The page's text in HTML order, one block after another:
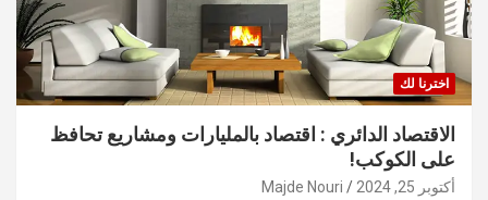
اخترنا لك
الاقتصاد الدائري : اقتصاد بالمليارات ومشاريع تحافظ
على الكوكب!
أكتوبر 25, 2024 Majde Nouri